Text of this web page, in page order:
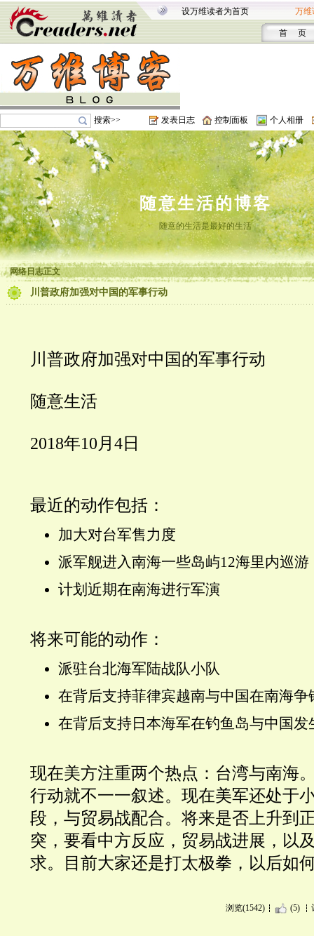
设万维读者为首页 万维
首 页
搜索>> 发表日志 控制面板 个人相册
随意生活的博客
随意的生活是最好的生活
网络日志正文
川普政府加强对中国的军事行动
川普政府加强对中国的军事行动
随意生活
2018年10 月 4日
最近的动作包括：
加大对台军售力度
派军舰进入南海一些岛屿12海里内巡游
计划近期在南海进行军演
将来可能的动作：
派驻台北海军陆战队小队
在背后支持菲律宾越南与中国在南海争
在背后支持日本海军在钓鱼岛与中国发
现在美方注重两个热点：台湾与南海
行动就不一一叙述。现在美军还处于
段，与贸易战配合。将来是否上升到
突，要看中方反应，贸易战进展，以
求。目前大家还是打太极拳，以后如
浏览(1542) (5)